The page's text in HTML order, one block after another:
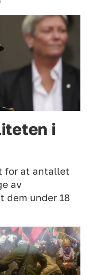
i
for at antallet
av
dem under 18